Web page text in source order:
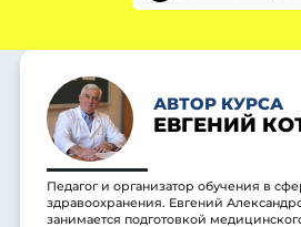
АВТОР КУРСА
ЕВГЕНИЙ
Педагог и организатор обучения в
здравоохранения. Евгений
занимается подготовкой